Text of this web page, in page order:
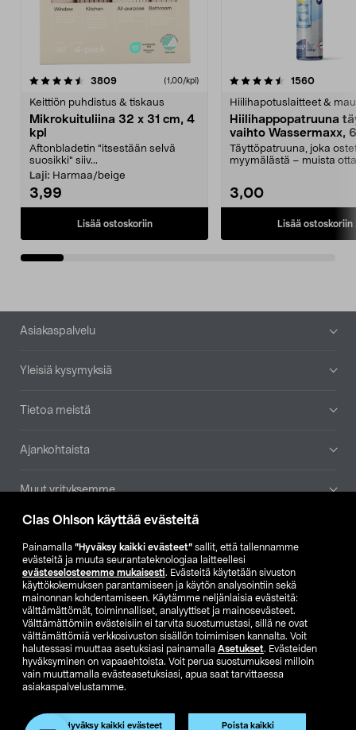
Clas Ohlson käyttää evästeitä
Painamalla ”Hyväksy kaikki evästeet” sallit, että tallennamme
evästeitä ja muuta seurantateknologiaa laitteellesi
evästeselosteemme mukaisesti. Evästeitä käytetään sivuston
käyttökokemuksen parantamiseen ja käytön analysointiin sekä
mainonnan kohdentamiseen. Käytämme neljänlaisia evästeitä:
välttämättömät, toiminnalliset, analyyttiset ja mainosevästeet.
Välttämättömiin evästeisiin ei tarvita suostumustasi, sillä ne ovat
välttämättömiä verkkosivuston sisällön toimimisen kannalta. Voit
halutessasi muuttaa asetuksiasi painamalla Asetukset. Evästeiden
hyväksyminen on vapaaehtoista. Voit perua suostumuksesi milloin
vain muuttamalla evästeasetuksiasi, apua saat tarvittaessa
asiakaspalvelustamme.
Hyväksy kaikki evästeet Poista kaikki
Tuote on poistunut
3809arvostelut (1,00/kpl)
Keittiön puhdistus & tiskaus
Mikrokuituliina 32 x 31 cm, 4
kpl
Aftonbladetin "itsestään selvä
suosikki" siiv...
Laji: Harmaa/beige
3,99
Lisää ostoskoriin
4.5viidestä
1560
Hiilihapotuslaitteet &
Hiilihappopatruuna
vaihto Wassermaxx,
Täyttöpatruuna, joka
myymälästä – muista
3,00
Lisää ostoskoriin
4.5viidestä
Alatunniste
Asiakaspalvelu
Yleisiä kysymyksiä
Tietoa meistä
Ajankohtaista
Muut yrityksemme
Etsi myymälä
SE NO FI
FI SV
Näytä hinnat ilman ALV:a